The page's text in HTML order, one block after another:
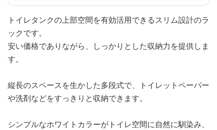
トイレタンクの上部空間を有効活用できるスリム設計のラ
ックです。
安い価格でありながら、しっかりとした収納力を提供しま
す。
縦長のスペースを生かした多段式で、トイレットペーパー
や洗剤などをすっきりと収納できます。
シンプルなホワイトカラーがトイレ空間に自然に馴染み、